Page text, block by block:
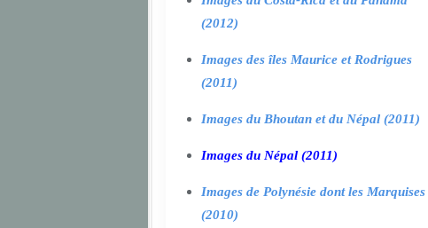
(2012)
Images des îles Maurice et Rodrigues
(2011)
Images du Bhoutan et du Népal (2011)
Images du Népal (2011)
Images de Polynésie dont les Marquises
(2010)